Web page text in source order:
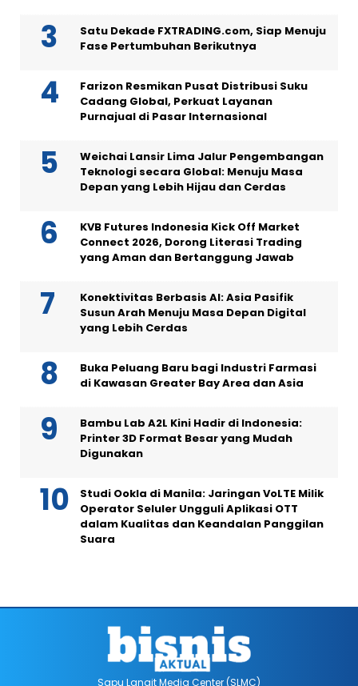
Satu Dekade FXTRADING.com, Siap Menuju
Fase Pertumbuhan Berikutnya
Farizon Resmikan Pusat Distribusi Suku
Cadang Global, Perkuat Layanan
Purnajual di Pasar Internasional
Weichai Lansir Lima Jalur Pengembangan
Teknologi secara Global: Menuju Masa
Depan yang Lebih Hijau dan Cerdas
KVB Futures Indonesia Kick Off Market
Connect 2026, Dorong Literasi Trading
yang Aman dan Bertanggung Jawab
Konektivitas Berbasis AI: Asia Pasifik
Susun Arah Menuju Masa Depan Digital
yang Lebih Cerdas
Buka Peluang Baru bagi Industri Farmasi
di Kawasan Greater Bay Area dan Asia
Bambu Lab A2L Kini Hadir di Indonesia:
Printer 3D Format Besar yang Mudah
Digunakan
Studi Ookla di Manila: Jaringan VoLTE Milik
Operator Seluler Ungguli Aplikasi OTT
dalam Kualitas dan Keandalan Panggilan
Suara
Sapu Langit Media Center (SLMC)